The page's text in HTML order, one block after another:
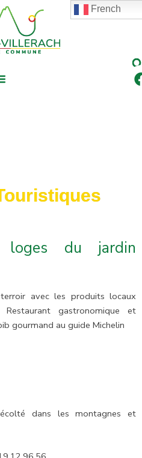
loges du jardin
avec les produits locaux
gastronomique et
gourmand au guide Michelin
dans les montagnes et
French